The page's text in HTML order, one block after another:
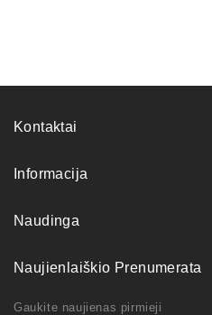
Kontaktai
Informacija
Naudinga
Naujienlaiškio Prenumerata
Gaukite naujienas pirmieji